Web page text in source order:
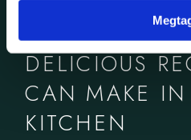
DELICIOUS
CAN MAKE IN
KITCHEN